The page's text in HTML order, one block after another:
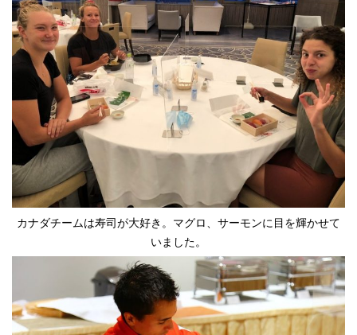
カナダチームは寿司が大好き。マグロ、サーモンに目を輝かせて
いました。